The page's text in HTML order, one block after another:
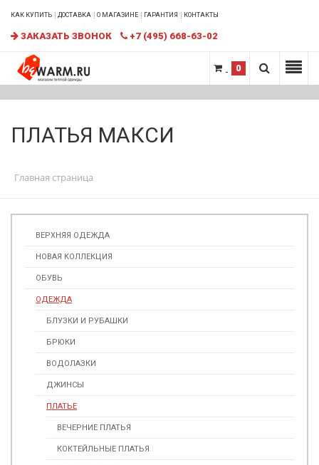
КАК КУПИТЬ ДОСТАВКА О МАГАЗИНЕ ГАРАНТИЯ КОНТАКТЫ
ЗАКАЗАТЬ ЗВОНОК +7 (495) 668-63-02
0
ПЛАТЬЯ МАКСИ
Главная страница
ВЕРХНЯЯ ОДЕЖДА
НОВАЯ КОЛЛЕКЦИЯ
ОБУВЬ
ОДЕЖДА
БЛУЗКИ И РУБАШКИ
БРЮКИ
ВОДОЛАЗКИ
ДЖИНСЫ
ПЛАТЬЕ
ВЕЧЕРНИЕ ПЛАТЬЯ
КОКТЕЙЛЬНЫЕ ПЛАТЬЯ